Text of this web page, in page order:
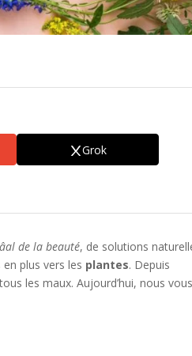
Grok
de la beauté, de solutions
plus vers les plantes. Depuis
les maux. Aujourd’hui, nous vous